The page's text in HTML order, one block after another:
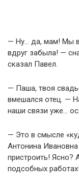
— Ну… да, мам! Мы
вдруг забыла! —
сказал Павел.
— Паша, твоя
вмешался отец. —
наши связи уже…
— Это в смысле
Антонина
пристроить! Ясно?
подсобных